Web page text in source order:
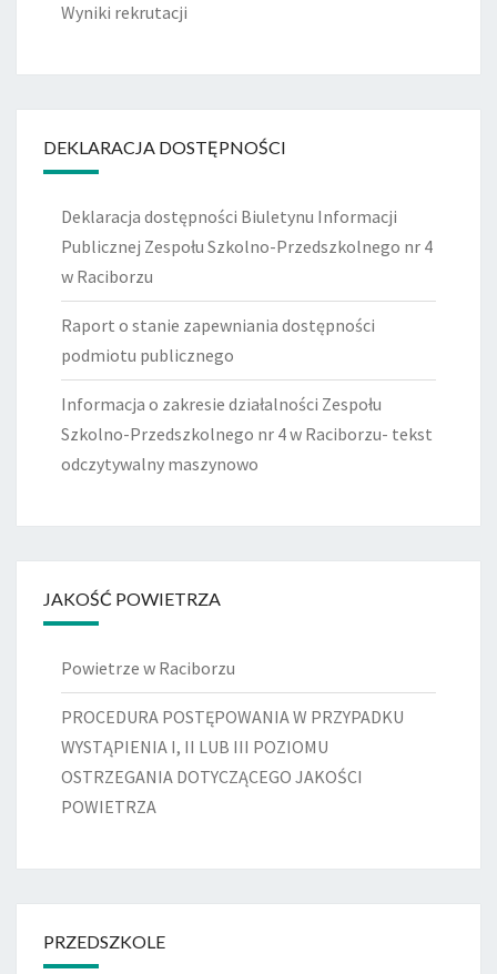
Wyniki rekrutacji
DEKLARACJA DOSTĘPNOŚCI
Deklaracja dostępności Biuletynu Informacji
Publicznej Zespołu Szkolno-Przedszkolnego nr 4
w Raciborzu
Raport o stanie zapewniania dostępności
podmiotu publicznego
Informacja o zakresie działalności Zespołu
Szkolno-Przedszkolnego nr 4 w Raciborzu- tekst
odczytywalny maszynowo
JAKOŚĆ POWIETRZA
Powietrze w Raciborzu
PROCEDURA POSTĘPOWANIA W PRZYPADKU
WYSTĄPIENIA I, II LUB III POZIOMU
OSTRZEGANIA DOTYCZĄCEGO JAKOŚCI
POWIETRZA
PRZEDSZKOLE